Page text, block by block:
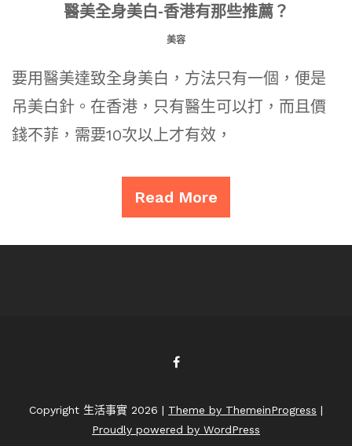
醫美全身美白-香港有那些推薦？
美容
要用醫美達致全身美白，方法只有一個，便是
吊美白針。在香港，只有醫生可以打，而且價
錢不菲，需要10次以上才有效，
Read More
Copyright 生活事實 2026 | Theme by ThemeinProgress |
Proudly powered by WordPress